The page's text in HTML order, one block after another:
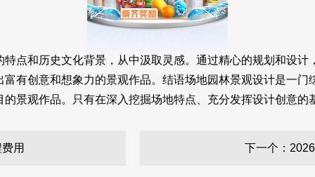
点和历史文化背景，从中汲取灵感。通过精心的规划和设
有创意和想象力的景观作品。结语场地园林景观设计是一
景观作品。只有在深入挖掘场地特点、充分发挥设计创意
用 下一个：